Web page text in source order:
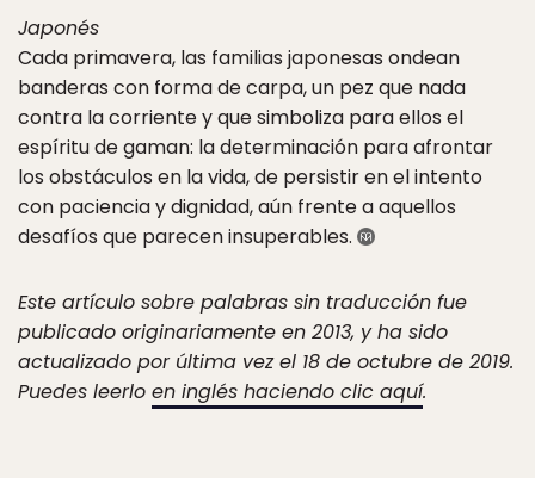
Japonés
Cada primavera, las familias japonesas ondean
banderas con forma de carpa, un pez que nada
contra la corriente y que simboliza para ellos el
espíritu de gaman: la determinación para afrontar
los obstáculos en la vida, de persistir en el intento
con paciencia y dignidad, aún frente a aquellos
desafíos que parecen insuperables.
Este artículo sobre palabras sin traducción fue
publicado originariamente en 2013, y ha sido
actualizado por última vez el 18 de octubre de 2019.
Puedes leerlo en inglés haciendo clic aquí.